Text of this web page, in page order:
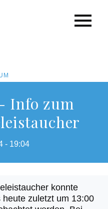
Info zum
- 19:04
konnte
heute zuletzt um 13:00